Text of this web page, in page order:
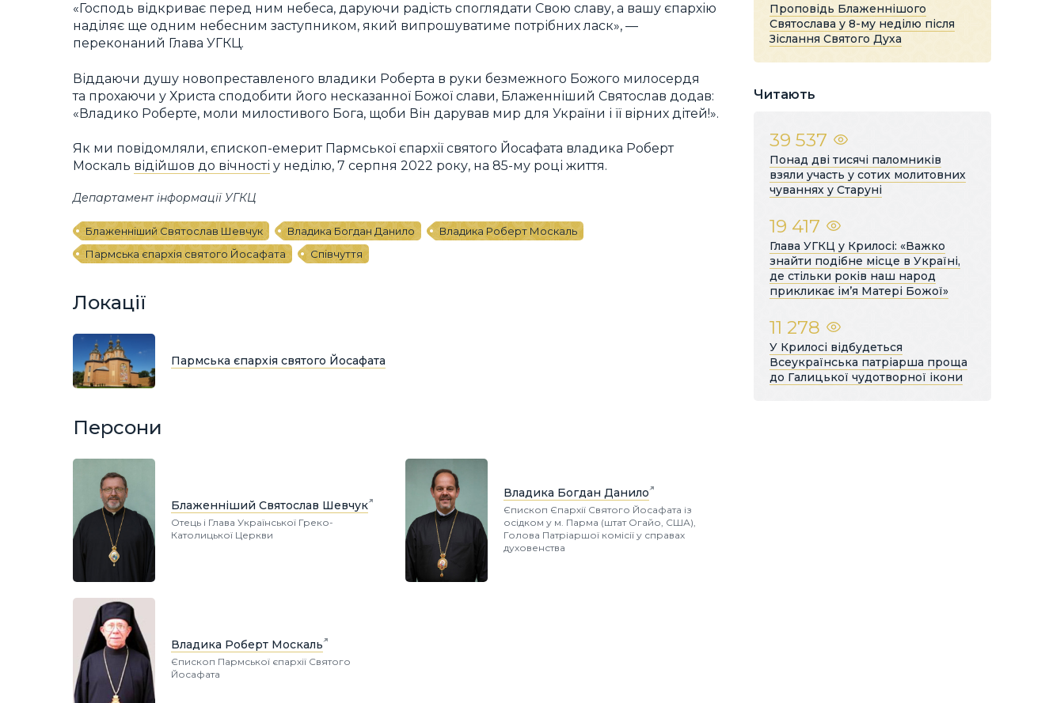
«Господь відкриває перед ним небеса, даруючи радість споглядати Свою славу, а вашу єпархію
наділяє ще одним небесним заступником, який випрошуватиме потрібних ласк», —
переконаний Глава УГКЦ.
Віддаючи душу новопреставленого владики Роберта в руки безмежного Божого милосердя
та прохаючи у Христа сподобити його несказанної Божої слави, Блаженніший Святослав додав:
«Владико Роберте, моли милостивого Бога, щоби Він дарував мир для України і її вірних дітей!».
Як ми повідомляли, єпископ-емерит Пармської єпархії святого Йосафата владика Роберт
Москаль відійшов до вічності у неділю, 7 серпня 2022 року, на 85-му році життя.
Департамент інформації УГКЦ
Блаженніший Святослав Шевчук Владика Богдан Данило
Владика Роберт Москаль
Пармська єпархія святого Йосафата
Співчуття
Локації
Пармська єпархія святого Йосафата
Персони
Блаженніший Святослав Шевчук
Отець і Глава Української Греко-
Католицької Церкви
Владика Богдан Данило
Єпископ Єпархії Святого Йосафата із
осідком у м. Парма (штат Огайо, США),
Голова Патріаршої комісії у справах
духовенства
Владика Роберт Москаль
Єпископ Пармської єпархії Святого
Йосафата
Проповідь Блаженнішого
Святослава у 8-му неділю після
Зіслання Святого Духа
Читають
39 537
Понад дві тисячі паломників
взяли участь у сотих молитовних
чуваннях у Старуні
19 417
Глава УГКЦ у Крилосі: «Важко
знайти подібне місце в Україні,
де стільки років наш народ
прикликає ім’я Матері Божої»
11 278
У Крилосі відбудеться
Всеукраїнська патріарша проща
до Галицької чудотворної ікони